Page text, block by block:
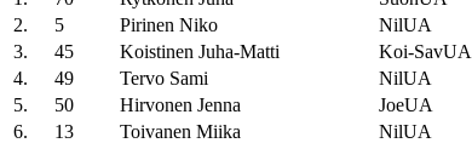
2.
5 Pirinen Niko NilUA
3.
45 Koistinen Juha-Matti Koi-SavUA
4.
49 Tervo Sami NilUA
5.
50 Hirvonen Jenna JoeUA
6.
13 Toivanen Miika NilUA